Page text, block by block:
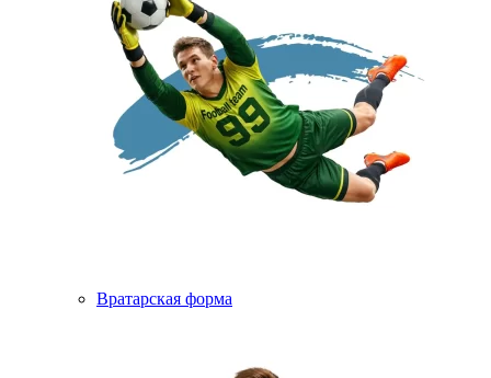
Вратарская форма